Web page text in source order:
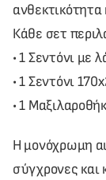
Κάθε σετ
• 1 Σεντόνι με
• 1 Σεντόνι
• 1
Η μονόχρωμη
σύγχρονες